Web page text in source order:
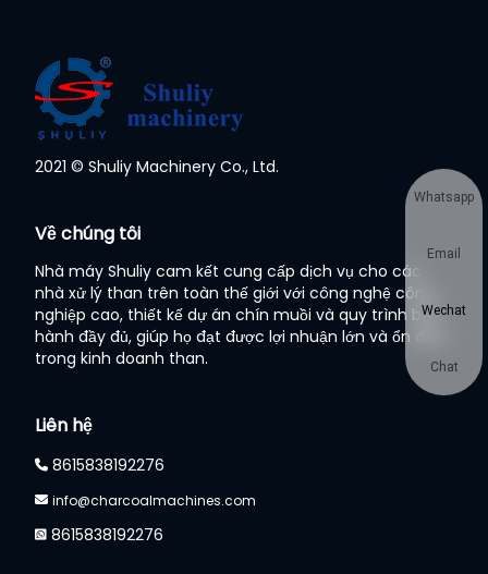
2021 © Shuliy Machinery Co., Ltd.
Về chúng tôi
Nhà máy Shuliy cam kết cung cấp dịch vụ cho các
nhà xử lý than trên toàn thế giới với công nghệ công
nghiệp cao, thiết kế dự án chín muồi và quy trình bảo
hành đầy đủ, giúp họ đạt được lợi nhuận lớn và ổn định
trong kinh doanh than.
Liên hệ
8615838192276
info@charcoalmachines.com
8615838192276
Whatsapp
Email
Wechat
Chat